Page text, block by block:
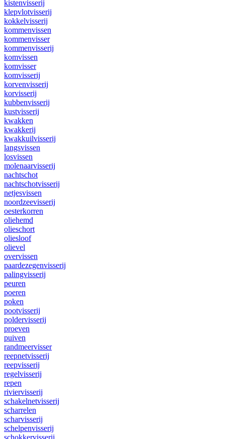
kistenvisserij
klepvlotvisserij
kokkelvisserij
kommenvissen
kommenvisser
kommenvisserij
komvissen
komvisser
komvisserij
korvenvisserij
korvisserij
kubbenvisserij
kustvisserij
kwakken
kwakkerij
kwakkuilvisserij
langsvissen
losvissen
molenaarvisserij
nachtschot
nachtschotvisserij
netjesvissen
noordzeevisserij
oesterkorren
oliehemd
olieschort
oliesloof
olievel
overvissen
paardezegenvisserij
palingvisserij
peuren
poeren
poken
pootvisserij
poldervisserij
proeven
puiven
randmeervisser
reepnetvisserij
reepvisserij
regelvisserij
repen
riviervisserij
schakelnetvisserij
scharrelen
scharvisserij
schelpenvisserij